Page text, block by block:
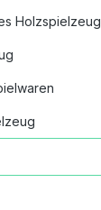
Holzspielzeug